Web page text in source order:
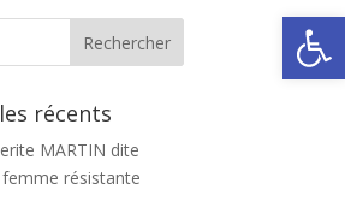
Ouvrir
récents
MARTIN dite
résistante